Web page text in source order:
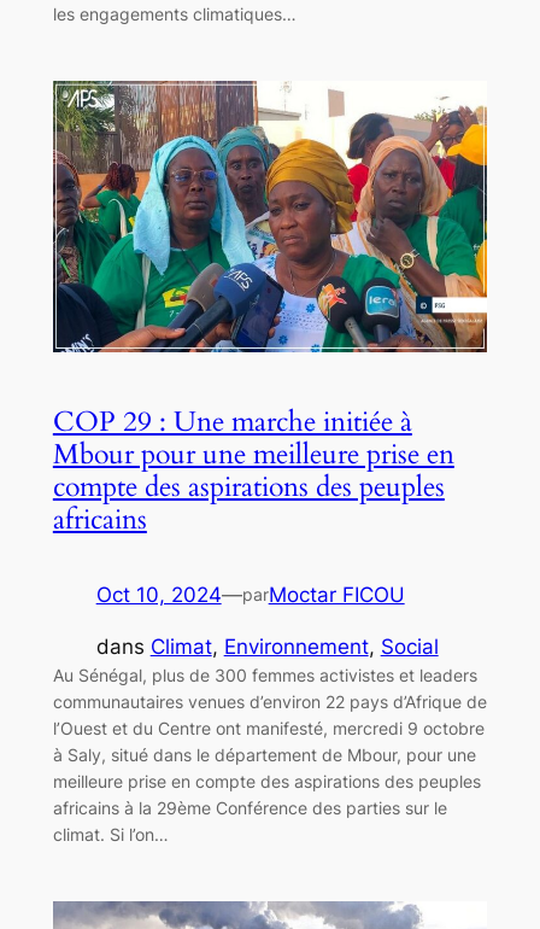
les engagements climatiques…
COP 29 : Une marche initiée à
Mbour pour une meilleure prise en
compte des aspirations des peuples
africains
Oct 10, 2024—parMoctar FICOU
dans Climat, Environnement, Social
Au Sénégal, plus de 300 femmes activistes et leaders
communautaires venues d’environ 22 pays d’Afrique de
l’Ouest et du Centre ont manifesté, mercredi 9 octobre
à Saly, situé dans le département de Mbour, pour une
meilleure prise en compte des aspirations des peuples
africains à la 29ème Conférence des parties sur le
climat. Si l’on…